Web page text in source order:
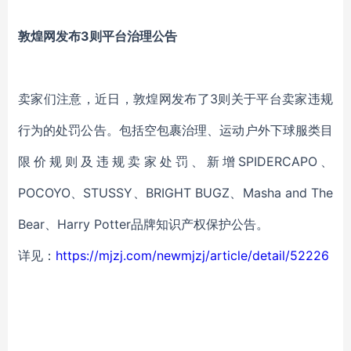
敦煌网发布3则平台治理公告
卖家们注意，近日，敦煌网发布了3则关于平台卖家违规
行为的处罚公告。包括空包裹治理、运动户外下球服类目
限价规则及违规卖家处罚、新增SPIDERCAPO、
POCOYO、STUSSY、BRIGHT BUGZ、Masha and The
Bear、Harry Potter品牌知识产权保护公告。
详见： https://mjzj.com/newmjzj/article/detail/52226